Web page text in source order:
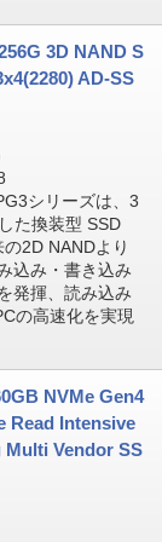
3D NAND S
AD-SS
シリーズは、3
た換装型 SSD
2D NANDより
込み・書き込み
発揮、読み込み
の高速化を実現
NVMe Gen4
Read Intensive
Multi Vendor SS